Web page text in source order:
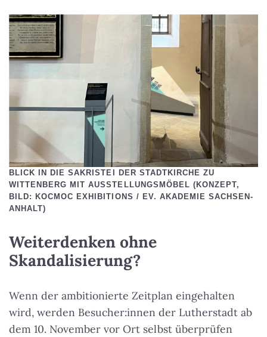
BLICK IN DIE SAKRISTEI DER STADTKIRCHE ZU
WITTENBERG MIT AUSSTELLUNGSMÖBEL (KONZEPT,
BILD: KOCMOC EXHIBITIONS / EV. AKADEMIE SACHSEN-
ANHALT)
Weiterdenken ohne
Skandalisierung?
Wenn der ambitionierte Zeitplan eingehalten
wird, werden Besucher:innen der Lutherstadt ab
dem 10. November vor Ort selbst überprüfen